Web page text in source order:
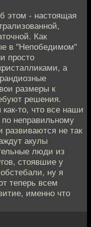
этом - настоящая
Как
в "Непобедимом"
просто
а
размеры к
решения.
то, что все наши
неправильному
не так
акулы
люди из
стоявшие у
ну я
теперь всем
именно что